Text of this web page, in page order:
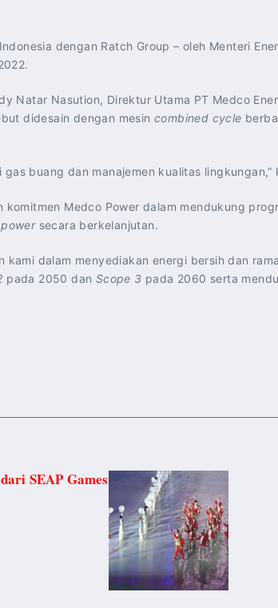
dengan Ratch Group – oleh Menteri
Natar Nasution, Direktur Utama PT Medco
didesain dengan mesincombined cycle
buang dan manajemen kualitas lingkungan,”
Medco Power dalam mendukung
secara berkelanjutan.
kami dalam menyediakan energi bersih dan
pada 2050 dan Scope 3 pada 2060 serta
SEAP Games